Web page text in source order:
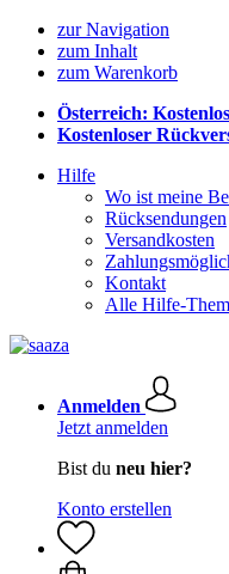
zur Navigation
zum Inhalt
zum Warenkorb
Österreich:
Kostenloser
Hilfe
Wo ist meine
Rücksendungen
Versandkosten
Kontakt
Alle Hilfe-
Anmelden
Jetzt anmelden
Bist du neu hier?
Konto erstellen